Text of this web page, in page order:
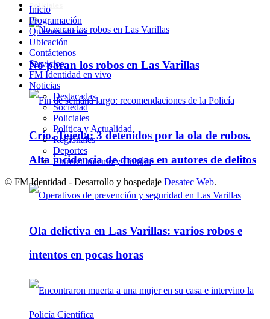
Policiales
No paran los robos en Las Varillas
Crio. Tejeda: 3 detenidos por la ola de robos.
Alta incidencia de drogas en autores de delitos
Ola delictiva en Las Varillas: varios robos e
intentos en pocas horas
Inicio
Programación
Quienes somos
Ubicación
Contáctenos
Servicios
FM Identidad en vivo
Noticias
Destacadas
Sociedad
Policiales
Política y Actualidad
Regionales
Deportes
Entretenimiento y Cultura
© FM Identidad - Desarrollo y hospedaje Desatec Web.